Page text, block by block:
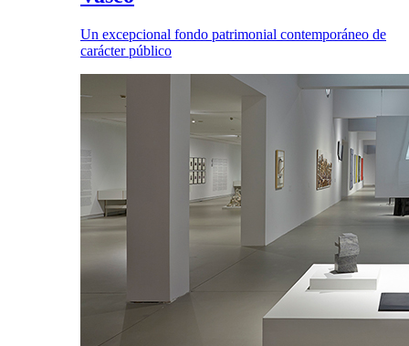
Un excepcional fondo patrimonial contemporáneo de
carácter público